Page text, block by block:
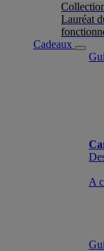
Lauréat
Cadeaux
A